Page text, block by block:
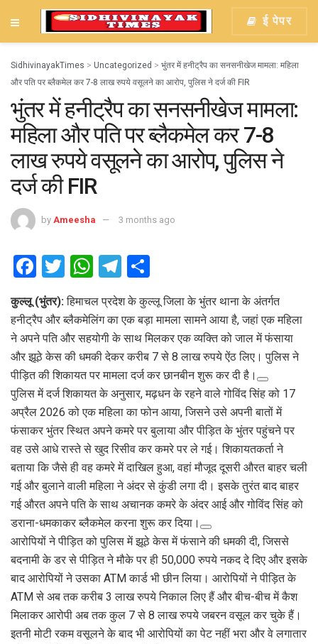
ई पेपर
SidhivinayakTimes > Uncategorized > भुंतर में हनीट्रैप का सनसनीखेज मामला: महिला
और पति पर ब्लैकमेल कर 7-8 लाख रुपये वसूलने का आरोप, पुलिस ने दर्ज की FIR
भुंतर में हनीट्रैप का सनसनीखेज मामला:
महिला और पति पर ब्लैकमेल कर 7-8
लाख रुपये वसूलने का आरोप, पुलिस ने
दर्ज की FIR
by Ameesha 3 months ago
F
a
ce
b
o
o
k
T
wi
tt
er
W
at
s
A
p
p
T
el
e
gr
a
m
ar
e
कुल्लू (भुंतर): हिमाचल प्रदेश के कुल्लू जिला के भुंतर थाना के अंतर्गत
हनीट्रैप और ब्लैकमेलिंग का एक बड़ा मामला सामने आया है, जहां एक महिला
ने अपने पति और सहयोगी के साथ मिलकर एक व्यक्ति को जाल में फंसाया
और झूठे केस की धमकी देकर करीब 7 से 8 लाख रुपये ऐंठ लिए। पुलिस ने
पीड़ित की शिकायत पर मामला दर्ज कर छानबीन शुरू कर दी है।
पुलिस में दर्ज शिकायत के अनुसार, मढ़धन के रहने वाले गोविंद सिंह को 17
अप्रैल 2026 को एक महिला का फोन आया, जिसने उसे अपनी बातों में
फंसाकर भुंतर स्थित अपने कमरे पर बुलाया और पीड़ित के भुंतर पहुंचने पर
वह उसे आधे रास्ते से खुद रिसीव कर कमरे पर ले गई। शिकायतकर्ता ने
बताया कि जैसे ही वह कमरे में दाखिल हुआ, वहां मौजूद दूसरी औरत बाहर चली
गई और बुलाने वाली महिला ने अंदर से कुंडी लगा दी। इसके तुरंत बाद बाहर
गई औरत अपने पति के साथ अचानक कमरे के अंदर आई और गोविंद सिंह को
डराना-धमकाकर ब्लैकमेल करना शुरू कर दिया।
आरोपियों ने पीड़ित को पुलिस में झूठे केस में फंसाने की धमकी दी, जिससे
बदनामी के डर से पीड़ित ने मौके पर ही 50,000 रुपये नकद दे दिए और इसके
बाद आरोपियों ने उसका ATM कार्ड भी छीन लिया। आरोपियों ने पीड़ित के
ATM से अब तक करीब 3 लाख रुपये निकाल लिए हैं और बीच-बीच में कैश
मिलाकर आरोपी अब तक कुल 7 से 8 लाख रुपये जबरन वसूल कर चुके हैं।
इतनी मोटी रकम वसूलने के बाद भी आरोपियों का पेट नहीं भरा और वे लगातार